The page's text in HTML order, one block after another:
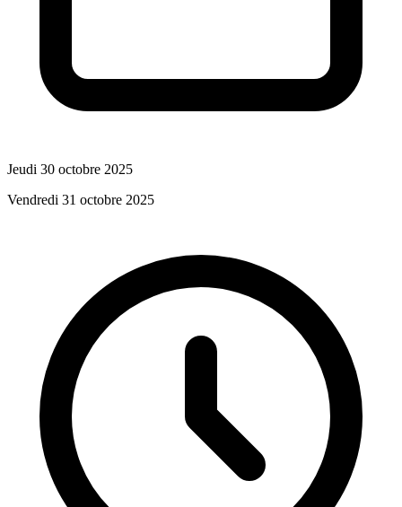
Jeudi 30 octobre 2025
Vendredi 31 octobre 2025